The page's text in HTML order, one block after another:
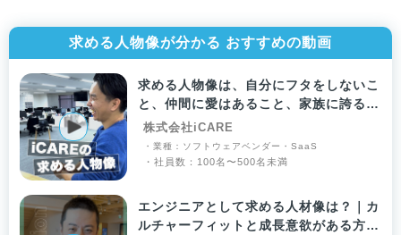
求める人物像が分かる おすすめの動画
求める人物像は、自分にフタをしないこ
と、仲間に愛はあること、家族に誇るこ
と
株式会社iCARE
・業種：ソフトウェアベンダー・SaaS
・社員数：100名〜500名未満
エンジニアとして求める人材像は？｜カ
ルチャーフィットと成長意欲がある方を